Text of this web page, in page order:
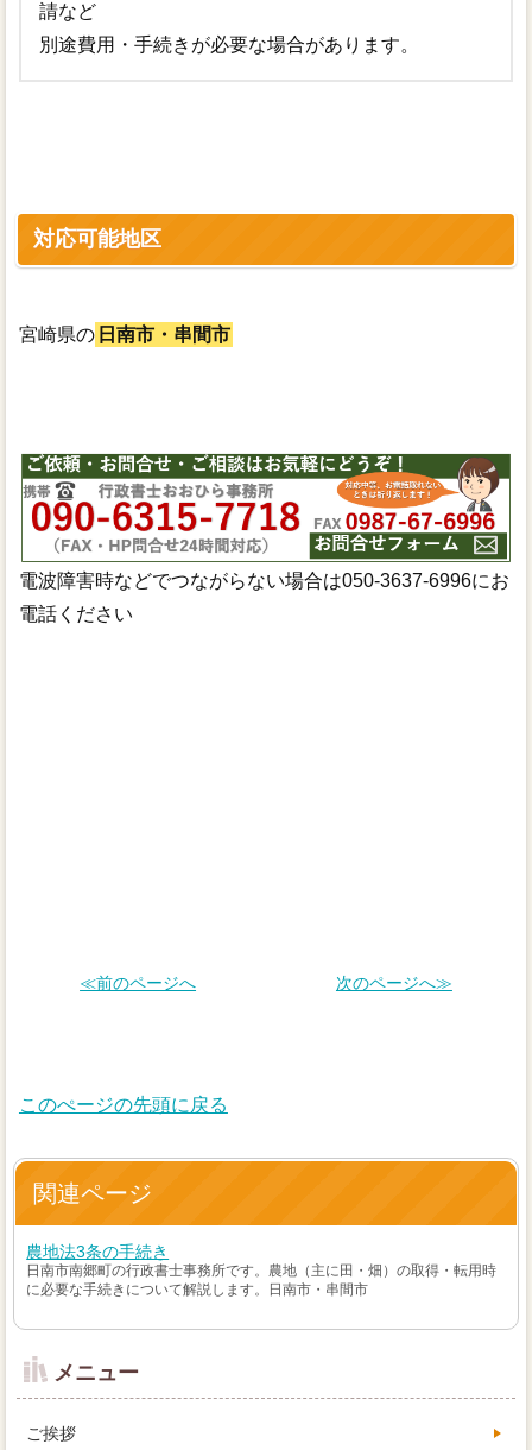
請など
別途費用・手続きが必要な場合があります。
対応可能地区
宮崎県の 日南市・串間市
電波障害時などでつながらない場合は050-3637-6996にお
電話ください
≪前のページへ 次のページへ≫
このぺージの先頭に戻る
関連ページ
農地法3条の手続き
日南市南郷町の行政書士事務所です。農地（主に田・畑）の取得・転用時
に必要な手続きについて解説します。日南市・串間市
メニュー
ご挨拶